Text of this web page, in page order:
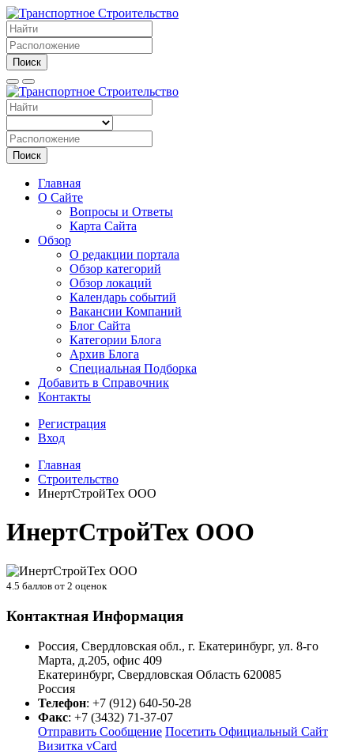
Поиск
Поиск
Главная
О Сайте
Вопросы и Ответы
Карта Сайта
Обзор
О редакции портала
Обзор категорий
Обзор локаций
Календарь событий
Вакансии Компаний
Блог Сайта
Категории Блога
Архив Блога
Специальная Подборка
Добавить в Справочник
Контакты
Регистрация
Вход
Главная
Строительство
ИнертСтройТех ООО
ИнертСтройТех ООО
4.5 баллов от 2 оценок
Контактная Информация
Россия, Свердловская обл., г. Екатеринбург, ул. 8-го
Марта, д.205, офис 409
Екатеринбург, Свердловская Область 620085
Россия
Телефон: +7 (912) 640-50-28
Факс: +7 (3432) 71-37-07
Отправить Сообщение Посетить Официальный Сайт
Визитка vCard